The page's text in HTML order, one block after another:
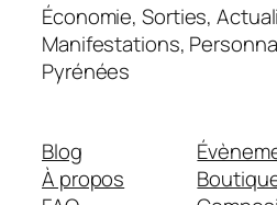
Économie, Sorties,
Manifestations,
Pyrénées
Blog
À propos